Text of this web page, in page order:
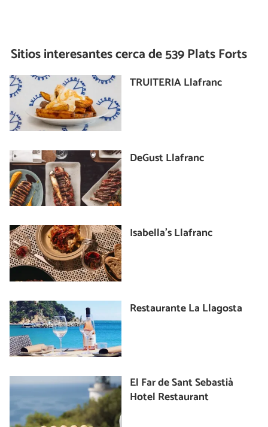
Sitios interesantes cerca de539 Plats Forts
TRUITERIA Llafranc
DeGust Llafranc
Isabella's Llafranc
Restaurante La Llagosta
El Far de Sant Sebastià
Hotel Restaurant